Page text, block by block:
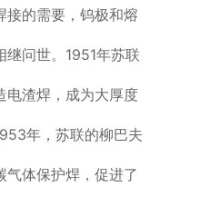
接的需要，钨极和熔
问世。1951年苏联
电渣焊，成为大厚度
年，苏联的柳巴夫
气体保护焊，促进了